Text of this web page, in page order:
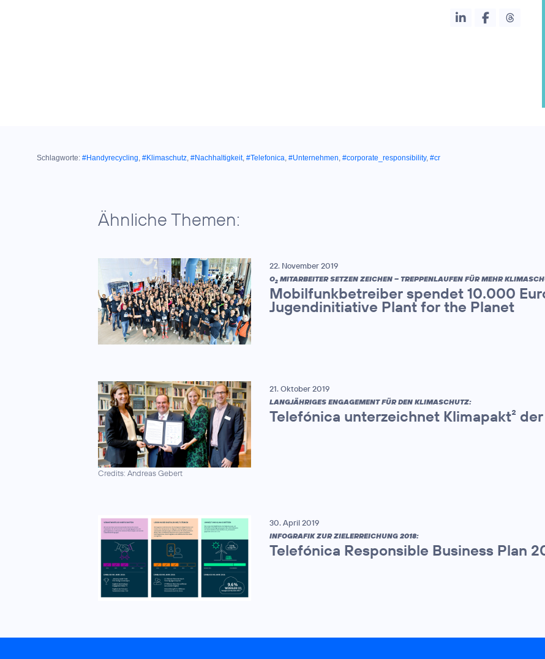
Schlagworte: #Handyrecycling, #Klimaschutz, #Nachhaltigkeit, #Telefonica, #Unternehmen, #corporate_responsibility, #cr
Ähnliche Themen:
22. November 2019
O2 MITARBEITER SETZEN ZEICHEN – TREPPENLAUFEN FÜR MEHR
Mobilfunkbetreiber spendet 10.000
Jugendinitiative Plant for the Planet
Credits: Andreas Gebert
21. Oktober 2019
LANGJÄHRIGES ENGAGEMENT FÜR DEN KLIMASCHUTZ:
Telefónica unterzeichnet Klimapakt²
30. April 2019
INFOGRAFIK ZUR ZIELERREICHUNG 2018:
Telefónica Responsible Business Plan